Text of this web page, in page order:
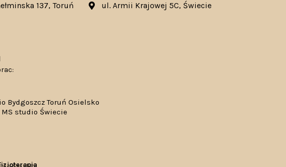
137, Toruń
ul. Armii Krajowej 5C, Świecie
Bydgoszcz Toruń Osielsko
studio Świecie